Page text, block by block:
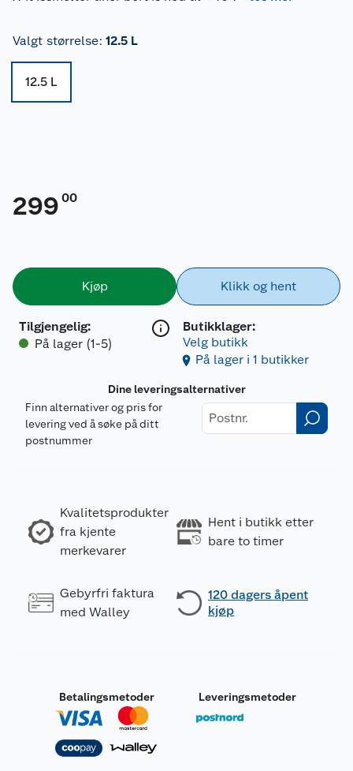
Valgt størrelse: 12.5 L
12.5 L
299 00
Kjøp
Tilgjengelig:
På lager (1-5)
Klikk og hent
Butikklager:
Velg butikk
På lager i 1 butikker
Dine leveringsalternativer
Finn alternativer og pris for
levering ved å søke på ditt
postnummer
Kvalitetsprodukter
fra kjente
merkevarer
Hent i butikk etter
bare to timer
Gebyrfri faktura
med Walley
120 dagers åpent
kjøp
Betalingsmetoder Leveringsmetoder
Merking